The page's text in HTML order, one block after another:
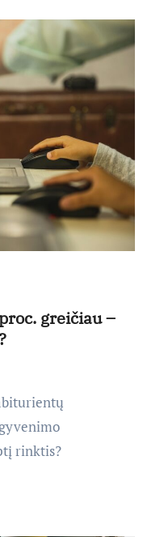
greičiau –
rinktis?